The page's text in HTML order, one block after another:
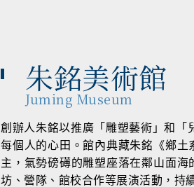
朱銘美術館
Juming Museum
創辦人朱銘以推廣「雕塑藝術」和「
每個人的心田。館內典藏朱銘《鄉
主，氣勢磅礡的雕塑座落在鄰山面
坊、營隊、館校合作等展演活動，持